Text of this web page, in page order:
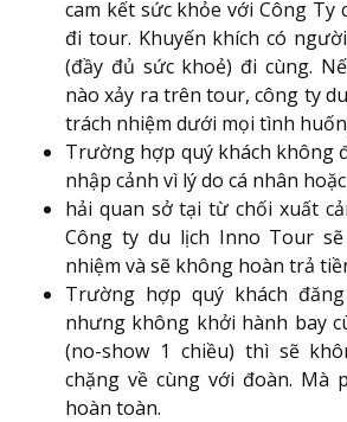
cam kết sức khỏe với Công
đi tour. Khuyến khích có
(đầy đủ sức khoẻ) đi cùng.
nào xảy ra trên tour, công ty
trách nhiệm dưới mọi tình
Trường hợp quý khách không
nhập cảnh vì lý do cá nhân
hải quan sở tại từ chối xuất
Công ty du lịch Inno Tour
nhiệm và sẽ không hoàn trả
Trường hợp quý khách
nhưng không khởi hành bay
(no-show 1 chiều) thì sẽ
chặng về cùng với đoàn. Mà
hoàn toàn.